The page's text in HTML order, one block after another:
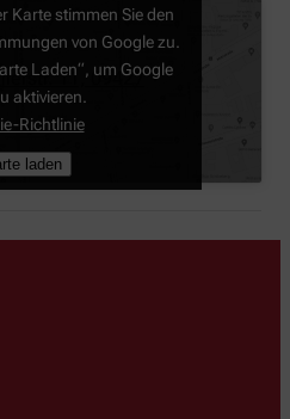
11, 09427
Karte stimmen Sie den
von Google zu.
Laden“, um Google
aktivieren.
Richtlinie
laden